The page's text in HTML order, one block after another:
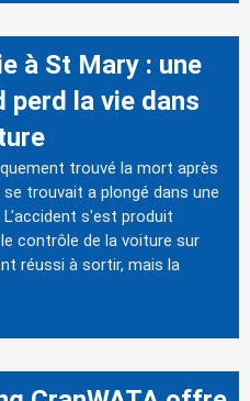
à St Mary : une
perd la vie dans
trouvé la mort après
trouvait a plongé dans une
L'accident s'est produit
contrôle de la voiture sur
réussi à sortir, mais la